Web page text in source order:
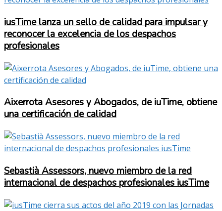
iusTime lanza un sello de calidad para impulsar y
reconocer la excelencia de los despachos
profesionales
Aixerrota Asesores y Abogados, de iuTime, obtiene
una certificación de calidad
Sebastià Assessors, nuevo miembro de la red
internacional de despachos profesionales iusTime